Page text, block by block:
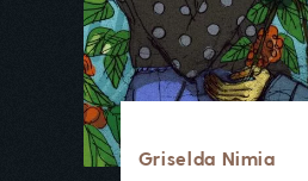
Griselda Nimia